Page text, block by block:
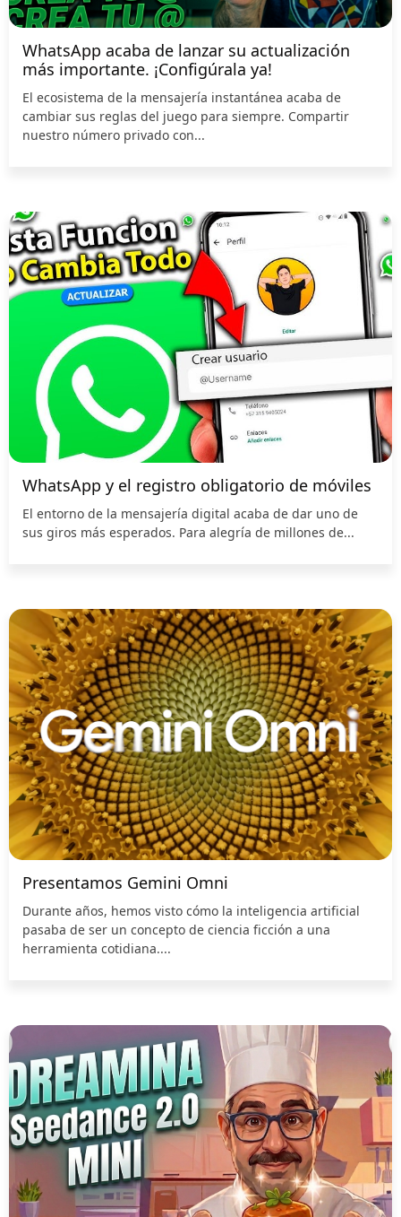
WhatsApp acaba de lanzar su actualización
más importante. ¡Configúrala ya!
El ecosistema de la mensajería instantánea acaba de
cambiar sus reglas del juego para siempre. Compartir
nuestro número privado con...
WhatsApp y el registro obligatorio de móviles
El entorno de la mensajería digital acaba de dar uno de
sus giros más esperados. Para alegría de millones de...
Presentamos Gemini Omni
Durante años, hemos visto cómo la inteligencia artificial
pasaba de ser un concepto de ciencia ficción a una
herramienta cotidiana....